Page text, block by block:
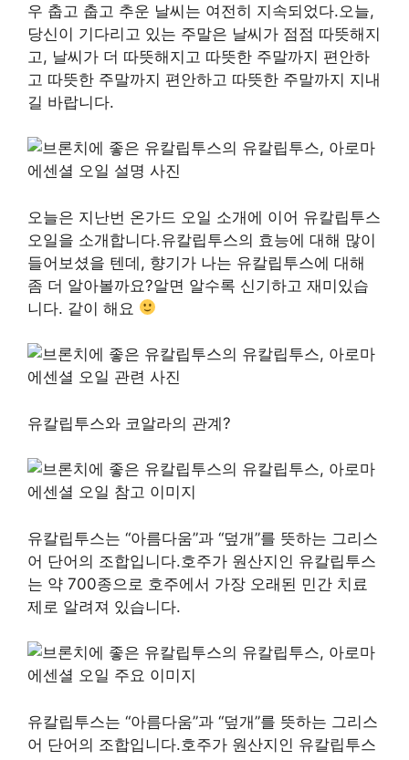
우 춥고 춥고 추운 날씨는 여전히 지속되었다.오늘,
당신이 기다리고 있는 주말은 날씨가 점점 따뜻해지
고, 날씨가 더 따뜻해지고 따뜻한 주말까지 편안하
고 따뜻한 주말까지 편안하고 따뜻한 주말까지 지내
길 바랍니다.
오늘은 지난번 온가드 오일 소개에 이어 유칼립투스
오일을 소개합니다.유칼립투스의 효능에 대해 많이
들어보셨을 텐데, 향기가 나는 유칼립투스에 대해
좀 더 알아볼까요?알면 알수록 신기하고 재미있습
니다. 같이 해요
유칼립투스와 코알라의 관계?
유칼립투스는 “아름다움”과 “덮개”를 뜻하는 그리스
어 단어의 조합입니다.호주가 원산지인 유칼립투스
는 약 700종으로 호주에서 가장 오래된 민간 치료
제로 알려져 있습니다.
유칼립투스는 “아름다움”과 “덮개”를 뜻하는 그리스
어 단어의 조합입니다.호주가 원산지인 유칼립투스